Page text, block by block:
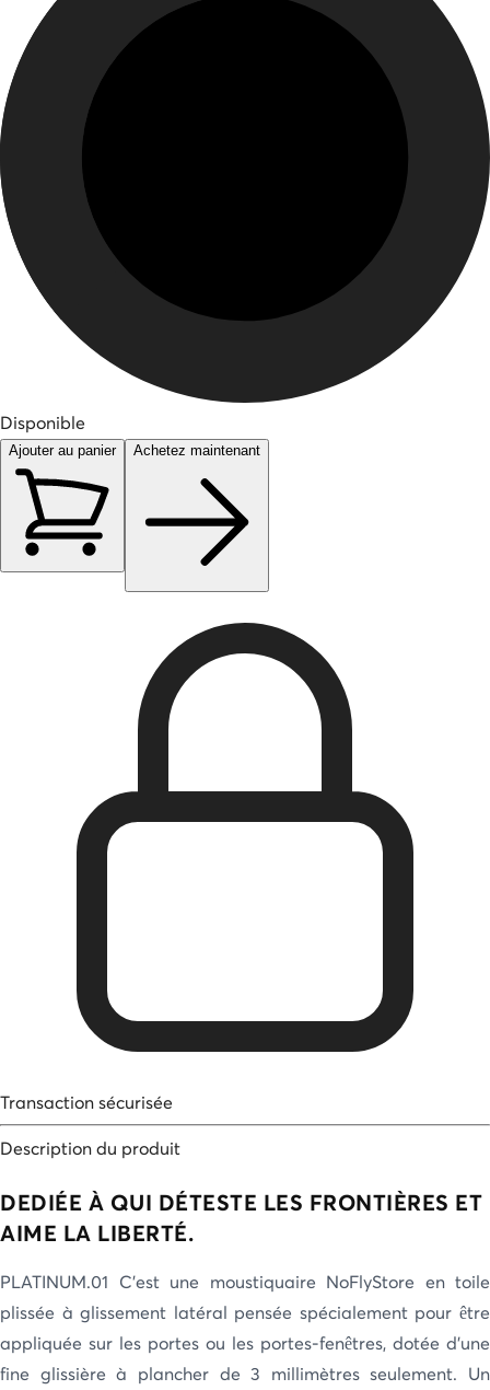
Disponible
Ajouter au panier Achetez maintenant
Transaction sécurisée
Description du produit
DEDIÉE À QUI DÉTESTE LES FRONTIÈRES ET
AIME LA LIBERTÉ.
PLATINUM.01 C’est une moustiquaire NoFlyStore en toile
plissée à glissement latéral pensée spécialement pour être
appliquée sur les portes ou les portes-fenêtres, dotée d’une
fine glissière à plancher de 3 millimètres seulement. Un